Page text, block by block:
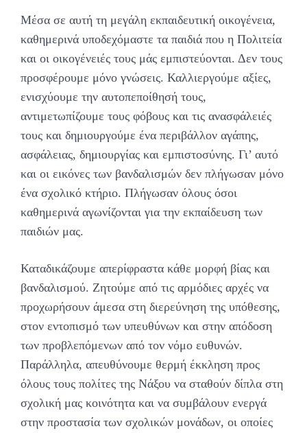
Μέσα σε αυτή τη μεγάλη εκπαιδευτική οικογένεια,
καθημερινά υποδεχόμαστε τα παιδιά που η Πολιτεία
και οι οικογένειές τους μάς εμπιστεύονται. Δεν τους
προσφέρουμε μόνο γνώσεις. Καλλιεργούμε αξίες,
ενισχύουμε την αυτοπεποίθησή τους,
αντιμετωπίζουμε τους φόβους και τις ανασφάλειές
τους και δημιουργούμε ένα περιβάλλον αγάπης,
ασφάλειας, δημιουργίας και εμπιστοσύνης. Γι’ αυτό
και οι εικόνες των βανδαλισμών δεν πλήγωσαν μόνο
ένα σχολικό κτήριο. Πλήγωσαν όλους όσοι
καθημερινά αγωνίζονται για την εκπαίδευση των
παιδιών μας.
Καταδικάζουμε απερίφραστα κάθε μορφή βίας και
βανδαλισμού. Ζητούμε από τις αρμόδιες αρχές να
προχωρήσουν άμεσα στη διερεύνηση της υπόθεσης,
στον εντοπισμό των υπευθύνων και στην απόδοση
των προβλεπόμενων από τον νόμο ευθυνών.
Παράλληλα, απευθύνουμε θερμή έκκληση προς
όλους τους πολίτες της Νάξου να σταθούν δίπλα στη
σχολική μας κοινότητα και να συμβάλουν ενεργά
στην προστασία των σχολικών μονάδων, οι οποίες